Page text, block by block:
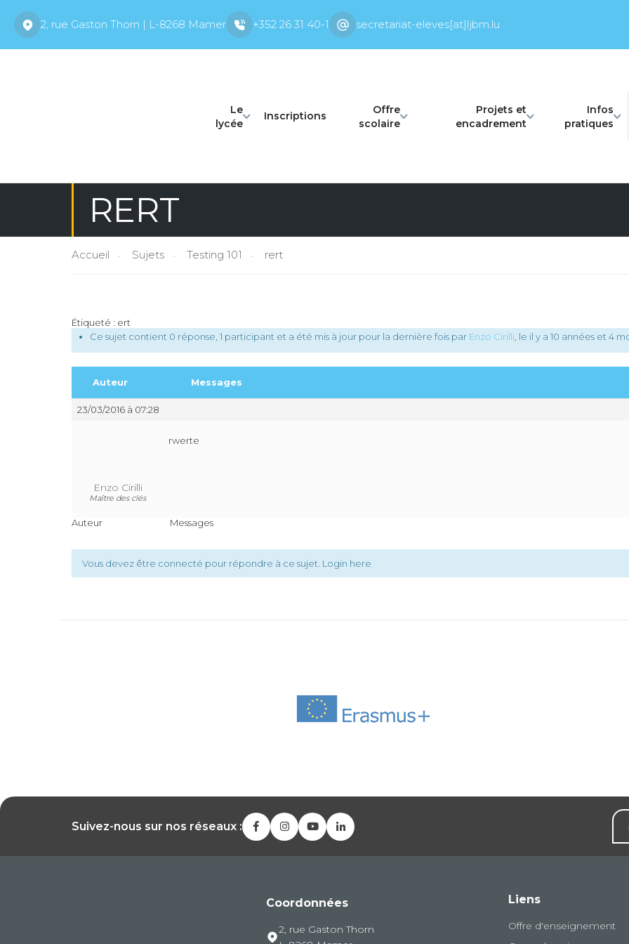
2, rue Gaston Thorn | L-8268 Mamer +352 26 31 40-1 secretariat-eleves[at]ljbm.lu
Le
lycée
Inscriptions
Offre
scolaire
Projets et
encadrement
Infos
pratiques
RERT
Accueil Sujets Testing 101 rert
Étiqueté : ert
Ce sujet contient 0 réponse, 1 participant et a été mis à jour pour la dernière fois par Enzo Cirilli , le il y a 10 années et 4
Auteur Messages
23/03/2016 à 07:28
Enzo Cirilli
Maître des clés
rwerte
Auteur Messages
Vous devez être connecté pour répondre à ce sujet. Login here
Suivez-nous sur nos réseaux :
Coordonnées
2, rue Gaston Thorn
Liens
Offre d'enseignement